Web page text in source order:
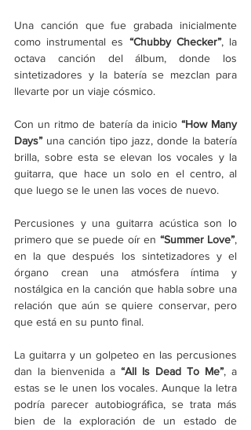
Una canción que fue grabada inicialmente
como instrumental es “Chubby Checker”, la
octava canción del álbum, donde los
sintetizadores y la batería se mezclan para
llevarte por un viaje cósmico.
Con un ritmo de batería da inicio “How Many
Days” una canción tipo jazz, donde la batería
brilla, sobre esta se elevan los vocales y la
guitarra, que hace un solo en el centro, al
que luego se le unen las voces de nuevo.
Percusiones y una guitarra acústica son lo
primero que se puede oír en “Summer Love”,
en la que después los sintetizadores y el
órgano crean una atmósfera íntima y
nostálgica en la canción que habla sobre una
relación que aún se quiere conservar, pero
que está en su punto final.
La guitarra y un golpeteo en las percusiones
dan la bienvenida a “All Is Dead To Me”, a
estas se le unen los vocales. Aunque la letra
podría parecer autobiográfica, se trata más
bien de la exploración de un estado de